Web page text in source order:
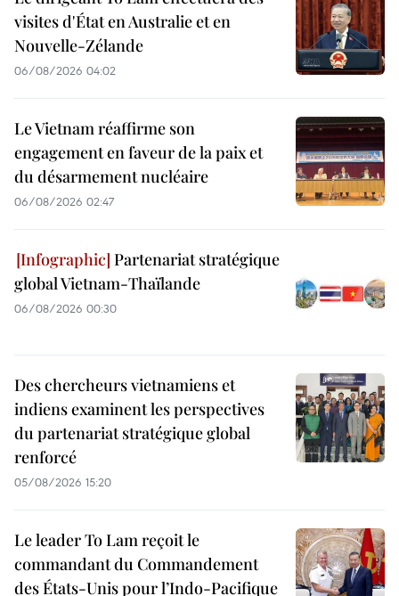
visites d'État en Australie et en
Nouvelle-Zélande
06/08/2026 04:02
Le Vietnam réaffirme son
engagement en faveur de la paix et
du désarmement nucléaire
06/08/2026 02:47
Partenariat stratégique
global Vietnam-Thaïlande
06/08/2026 00:30
Des chercheurs vietnamiens et
indiens examinent les perspectives
du partenariat stratégique global
renforcé
05/08/2026 15:20
Le leader To Lam reçoit le
commandant du Commandement
des États-Unis pour l’Indo-Pacifique